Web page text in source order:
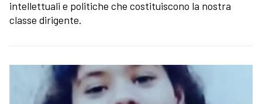
intellettuali e politiche che costituiscono la nostra
classe dirigente.